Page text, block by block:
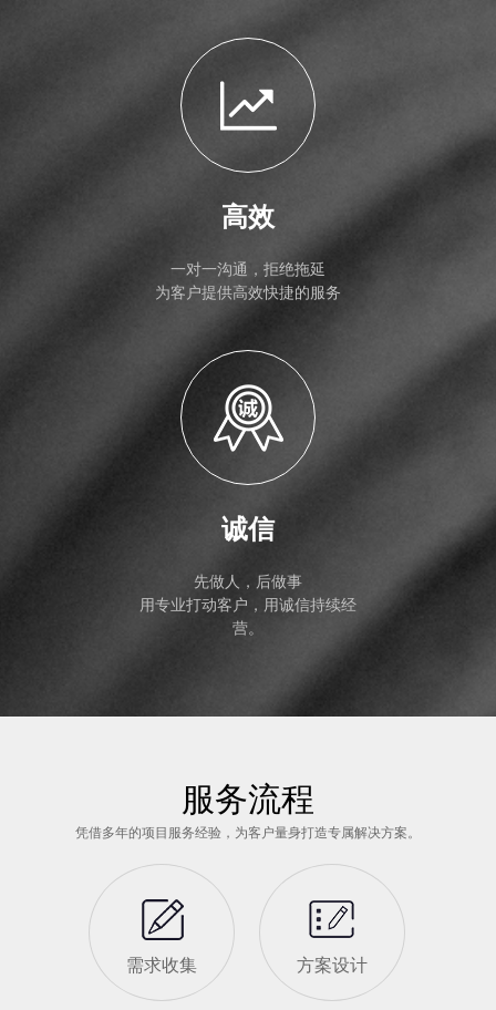
高效
一对一沟通，拒绝拖延
为客户提供高效快捷的服务
诚信
先做人，后做事
用专业打动客户，用诚信持续经
营。
服务流程
凭借多年的项目服务经验，为客户量身打造专属解决方案。
需求收集 方案设计